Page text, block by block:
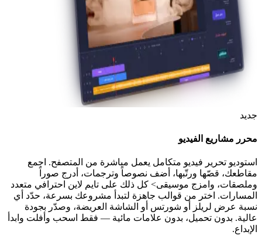
جديد
محرر مشاريع الفيديو
استوديو تحرير فيديو متكامل يعمل مباشرة من المتصفح. اجمع
مقاطعك، قصّها ورتّبها، أضف نصوصاً وترجمات، أدرج صوراً
وملصقات، وامزج موسيقى> كل ذلك على تايم لاين احترافي متعدد
المسارات. اختر من قوالب جاهزة لتبدأ مشروعك بسرعة، حدّد أي
نسبة عرض لريلز أو شورتس أو الشاشة العريضة، وصدّر بجودة
عالية. بدون تحميل، بدون علامات مائية — فقط اسحب وأفلت وابدأ
الإبداع.